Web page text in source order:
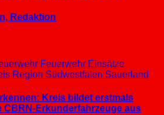
Redaktion
Feuerwehr Einsätze
Region Südwestfalen Sauerland
Kreis bildet erstmals
CBRN-Erkunderfahrzeuge aus